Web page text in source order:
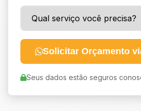
Solicitar Orçamento
Seus dados estão seguros